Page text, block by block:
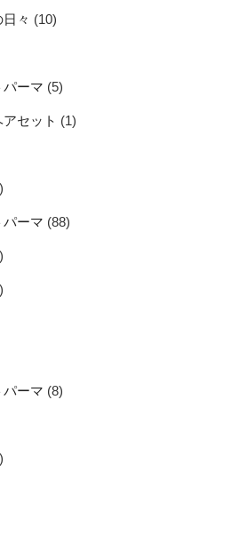
々 (10)
ーマ (5)
セット (1)
パーマ (88)
ーマ (8)